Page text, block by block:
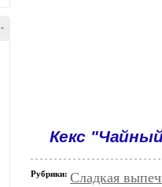
-
Кекс
Рубрики: Сладкая